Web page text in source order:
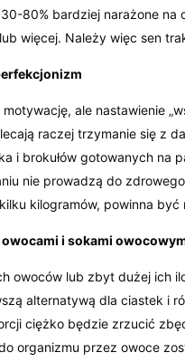
80% bardziej narażone
więcej. Należy więc sen
ale nastawienie
raczej trzymanie się z
i brokułów gotowanych
nie prowadzą do
kilogramów, powinna
i sokami
owoców lub zbyt dużej ich
alternatywą dla ciastek i
ciężko będzie zrzucić
organizmu przez owoce